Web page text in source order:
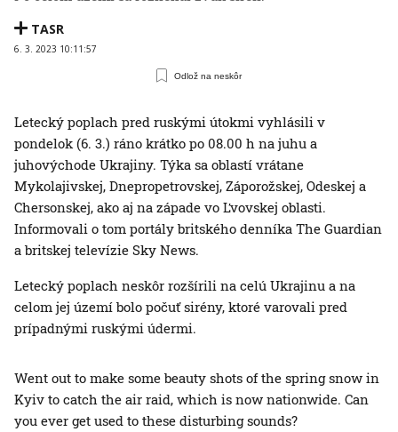
TASR
6. 3. 2023 10:11:57
Odlož na neskôr
Letecký poplach pred ruskými útokmi vyhlásili v
pondelok (6. 3.) ráno krátko po 08.00 h na juhu a
juhovýchode Ukrajiny. Týka sa oblastí vrátane
Mykolajivskej, Dnepropetrovskej, Záporožskej, Odeskej a
Chersonskej, ako aj na západe vo Ľvovskej oblasti.
Informovali o tom portály britského denníka The Guardian
a britskej televízie Sky News.
Letecký poplach neskôr rozšírili na celú Ukrajinu a na
celom jej území bolo počuť sirény, ktoré varovali pred
prípadnými ruskými údermi.
Went out to make some beauty shots of the spring snow in
Kyiv to catch the air raid, which is now nationwide. Can
you ever get used to these disturbing sounds?